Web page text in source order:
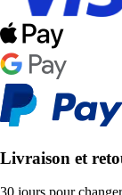
Livraison et